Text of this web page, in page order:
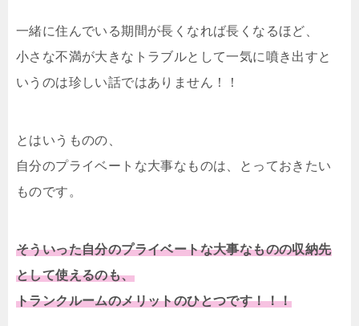
一緒に住んでいる期間が長くなれば長くなるほど、
小さな不満が大きなトラブルとして一気に噴き出すと
いうのは珍しい話ではありません！！
とはいうものの、
自分のプライベートな大事なものは、とっておきたい
ものです。
そういった自分のプライベートな大事なものの収納先
として使えるのも、
トランクルームのメリットのひとつです！！！